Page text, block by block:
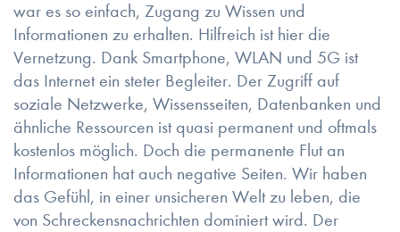
war es so einfach, Zugang zu Wissen und
Informationen zu erhalten. Hilfreich ist hier die
Vernetzung. Dank Smartphone, WLAN und 5G ist
das Internet ein steter Begleiter. Der Zugriff auf
soziale Netzwerke, Wissensseiten, Datenbanken und
ähnliche Ressourcen ist quasi permanent und oftmals
kostenlos möglich. Doch die permanente Flut an
Informationen hat auch negative Seiten. Wir haben
das Gefühl, in einer unsicheren Welt zu leben, die
von Schreckensnachrichten dominiert wird. Der